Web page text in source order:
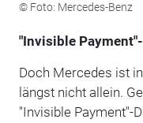
© Foto: Mercedes-Benz
"Invisible
Doch Mercedes ist
längst nicht allein.
"Invisible Payment"-